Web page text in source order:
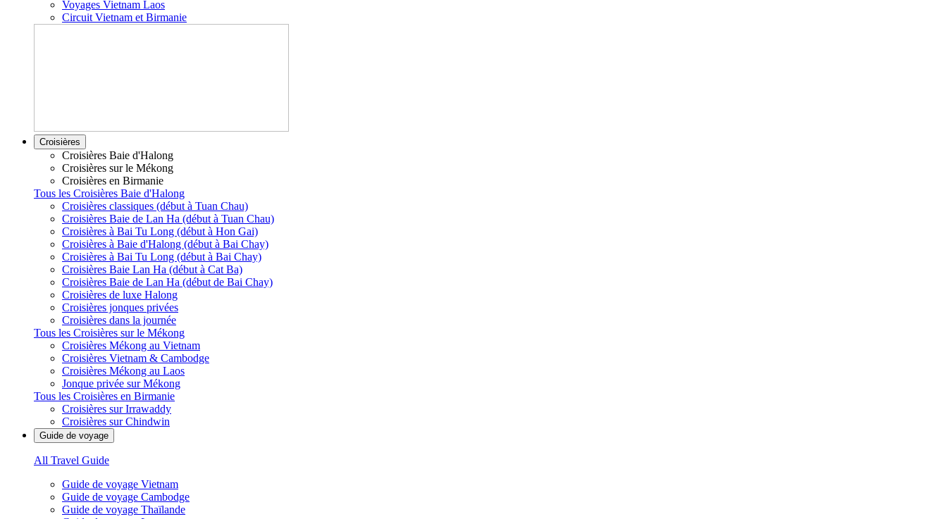
Voyages Vietnam Laos
Circuit Vietnam et Birmanie
Croisières
Croisières Baie d'Halong
Croisières sur le Mékong
Croisières en Birmanie
Tous les Croisières Baie d'Halong
Croisières classiques (début à Tuan Chau)
Croisières Baie de Lan Ha (début à Tuan Chau)
Croisières à Bai Tu Long (début à Hon Gai)
Croisières à Baie d'Halong (début à Bai Chay)
Croisières à Bai Tu Long (début à Bai Chay)
Croisières Baie Lan Ha (début à Cat Ba)
Croisières Baie de Lan Ha (début de Bai Chay)
Croisières de luxe Halong
Croisières jonques privées
Croisières dans la journée
Tous les Croisières sur le Mékong
Croisières Mékong au Vietnam
Croisières Vietnam & Cambodge
Croisières Mékong au Laos
Jonque privée sur Mékong
Tous les Croisières en Birmanie
Croisières sur Irrawaddy
Croisières sur Chindwin
Guide de voyage
All Travel Guide
Guide de voyage Vietnam
Guide de voyage Cambodge
Guide de voyage Thaïlande